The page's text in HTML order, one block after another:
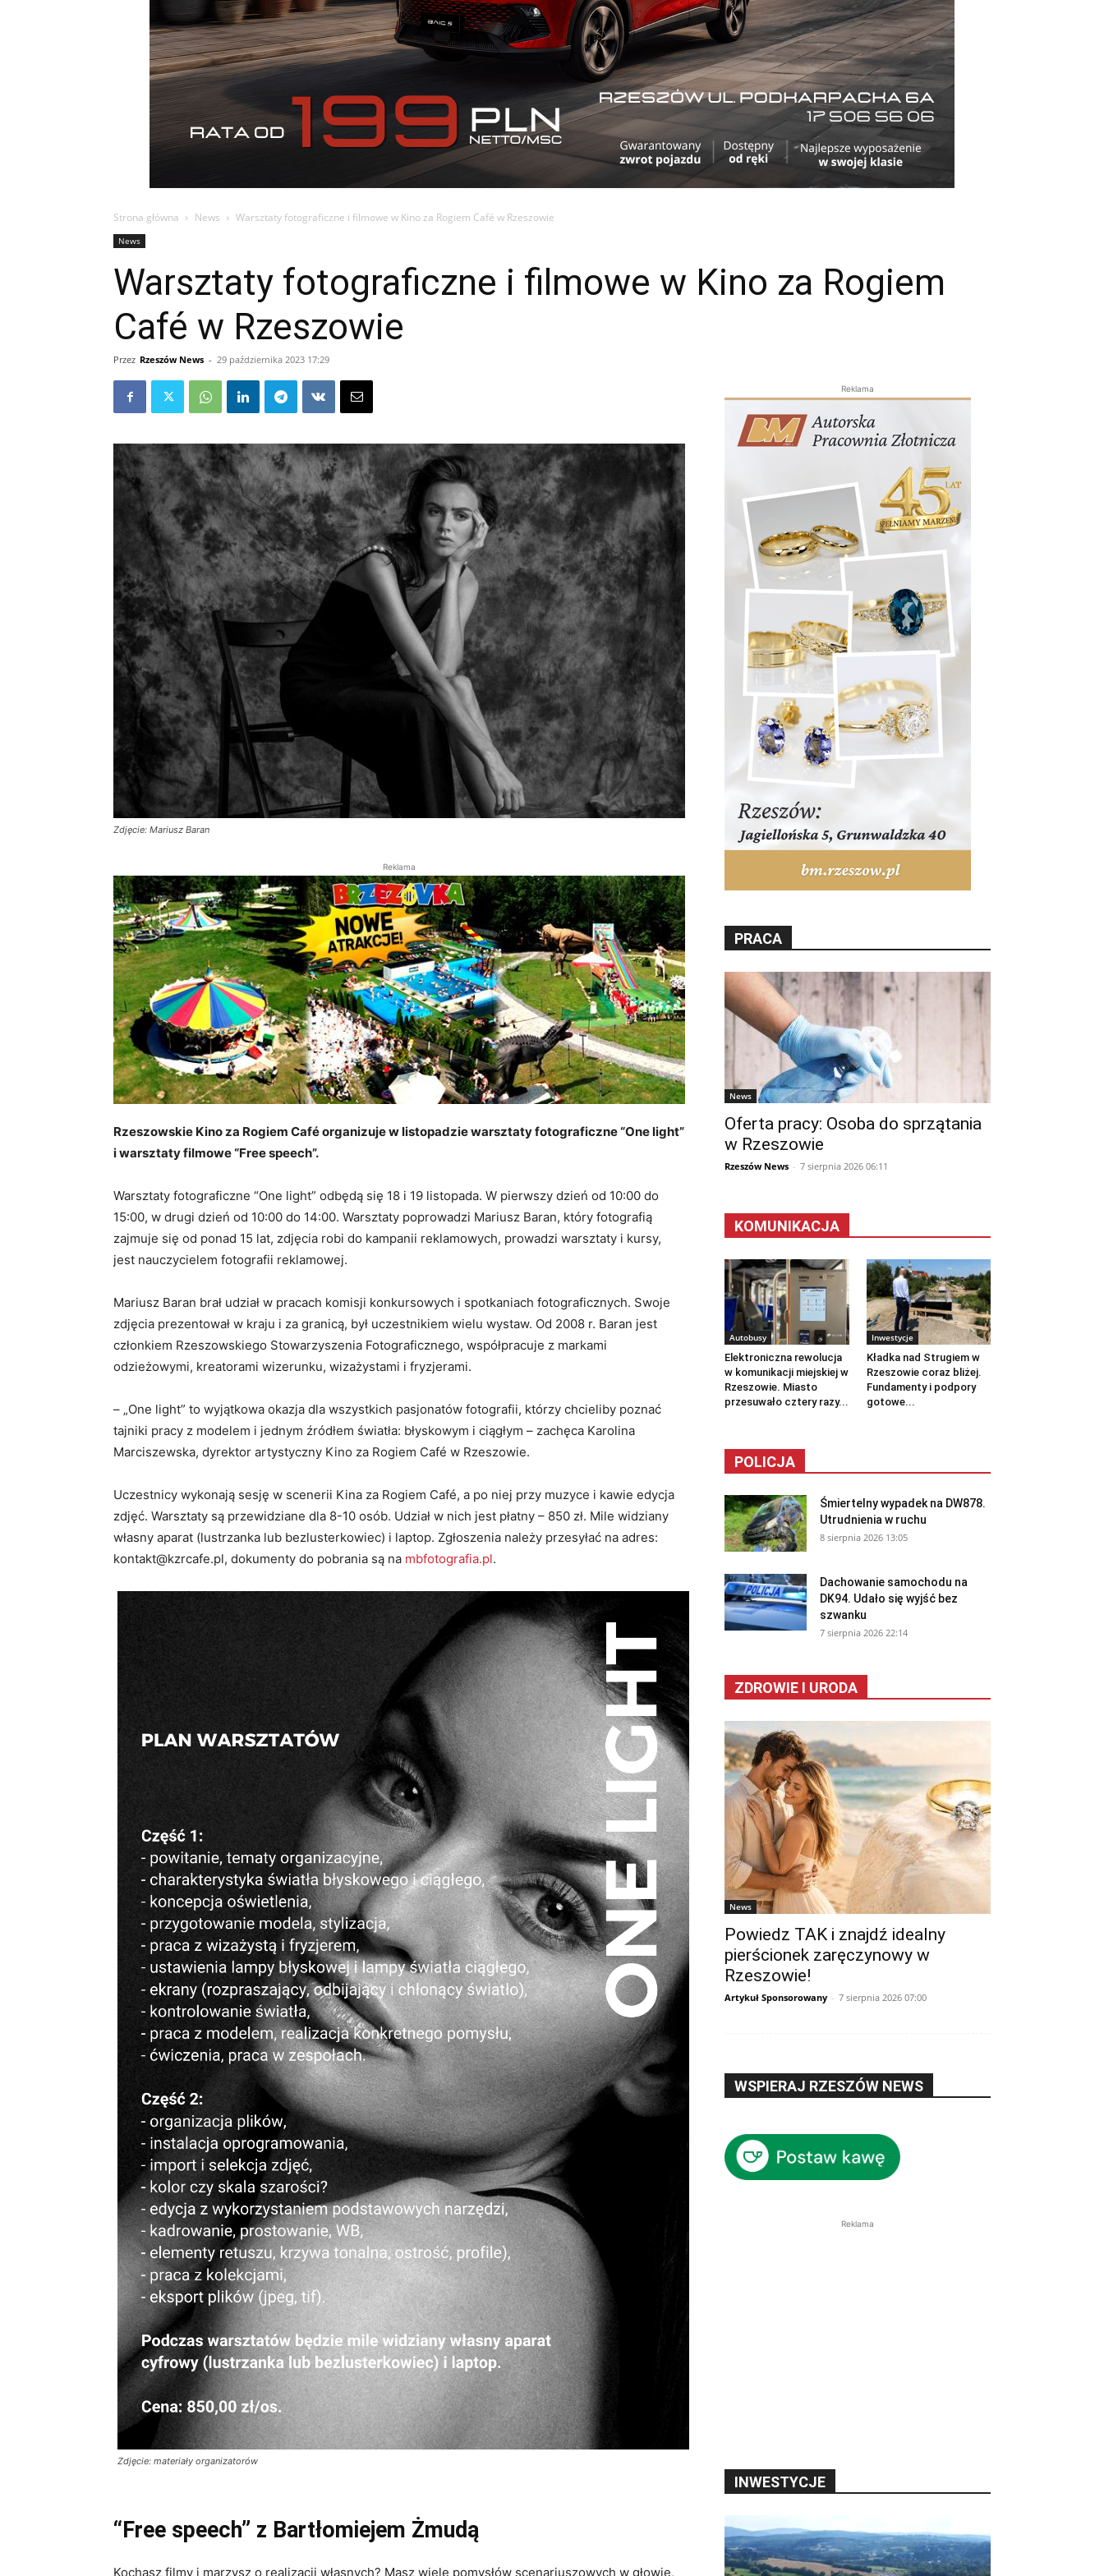
Strona główna News Warsztaty fotograficzne i filmowe w Kino za Rogiem Café w Rzeszowie
News
Warsztaty fotograficzne i filmowe w Kino za Rogiem
Café w Rzeszowie
Przez Rzeszów News - 29 października 2023 17:29
Zdjęcie: Mariusz Baran
Reklama
Rzeszowskie Kino za Rogiem Café organizuje w listopadzie warsztaty fotograficzne “One light”
i warsztaty filmowe “Free speech”.
Warsztaty fotograficzne “One light” odbędą się 18 i 19 listopada. W pierwszy dzień od 10:00 do
15:00, w drugi dzień od 10:00 do 14:00. Warsztaty poprowadzi Mariusz Baran, który fotografią
zajmuje się od ponad 15 lat, zdjęcia robi do kampanii reklamowych, prowadzi warsztaty i kursy,
jest nauczycielem fotografii reklamowej.
Mariusz Baran brał udział w pracach komisji konkursowych i spotkaniach fotograficznych. Swoje
zdjęcia prezentował w kraju i za granicą, był uczestnikiem wielu wystaw. Od 2008 r. Baran jest
członkiem Rzeszowskiego Stowarzyszenia Fotograficznego, współpracuje z markami
odzieżowymi, kreatorami wizerunku, wizażystami i fryzjerami.
– „One light” to wyjątkowa okazja dla wszystkich pasjonatów fotografii, którzy chcieliby poznać
tajniki pracy z modelem i jednym źródłem światła: błyskowym i ciągłym – zachęca Karolina
Marciszewska, dyrektor artystyczny Kino za Rogiem Café w Rzeszowie.
Uczestnicy wykonają sesję w scenerii Kina za Rogiem Café, a po niej przy muzyce i kawie edycja
zdjęć. Warsztaty są przewidziane dla 8-10 osób. Udział w nich jest płatny – 850 zł. Mile widziany
własny aparat (lustrzanka lub bezlusterkowiec) i laptop. Zgłoszenia należy przesyłać na adres:
kontakt@kzrcafe.pl, dokumenty do pobrania są na mbfotografia.pl.
Zdjęcie: materiały organizatorów
“Free speech” z Bartłomiejem Żmudą
Kochasz filmy i marzysz o realizacji własnych? Masz wiele pomysłów scenariuszowych w głowie,
Reklama
PRACA
News
Oferta pracy: Osoba do sprzątania
w Rzeszowie
Rzeszów News - 7 sierpnia 2026 06:11
KOMUNIKACJA
Autobusy
Elektroniczna rewolucja
w komunikacji miejskiej w
Rzeszowie. Miasto
przesuwało cztery razy...
Inwestycje
Kładka nad Strugiem w
Rzeszowie coraz bliżej.
Fundamenty i podpory
gotowe...
POLICJA
Śmiertelny wypadek na DW878.
Utrudnienia w ruchu
8 sierpnia 2026 13:05
Dachowanie samochodu na
DK94. Udało się wyjść bez
szwanku
7 sierpnia 2026 22:14
ZDROWIE I URODA
News
Powiedz TAK i znajdź idealny
pierścionek zaręczynowy w
Rzeszowie!
Artykuł Sponsorowany - 7 sierpnia 2026 07:00
WSPIERAJ RZESZÓW NEWS
Reklama
INWESTYCJE